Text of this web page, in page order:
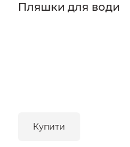
Пляшки для води
Купити